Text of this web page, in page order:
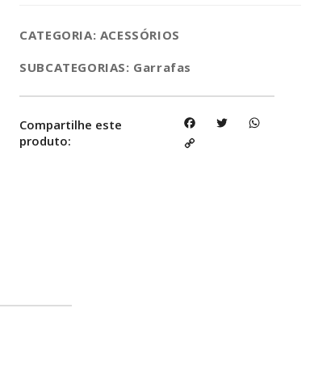
CATEGORIA: ACESSÓRIOS
SUBCATEGORIAS: Garrafas
Compartilhe este
produto:
FacebookTwitter